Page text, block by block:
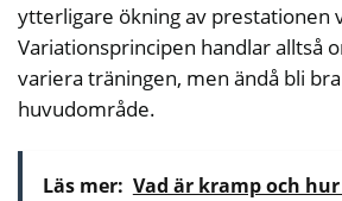
ytterligare ökning av prestationen
Variationsprincipen handlar alltså
variera träningen, men ändå bli
huvudområde.
Läs mer: Vad är kramp och